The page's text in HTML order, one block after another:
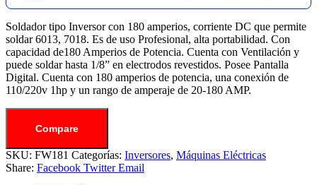
Soldador tipo Inversor con 180 amperios, corriente DC que permite
soldar 6013, 7018. Es de uso Profesional, alta portabilidad. Con
capacidad de180 Amperios de Potencia. Cuenta con Ventilación y
puede soldar hasta 1/8” en electrodos revestidos. Posee Pantalla
Digital. Cuenta con 180 amperios de potencia, una conexión de
110/220v 1hp y un rango de amperaje de 20-180 AMP.
Compare
SKU: FW181 Categorías: Inversores, Máquinas Eléctricas
Share: Facebook Twitter Email